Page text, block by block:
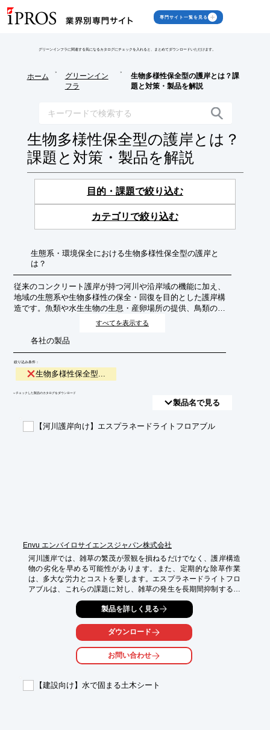
専門サイト一覧を見る
グリーンインフラに関連する気になるカタログにチェックを入れると、まとめてダウンロードいただけます。
ホーム
>
グリーンイン
フラ
>
生物多様性保全型の護岸とは？課
題と対策・製品を解説
生物多様性保全型の護岸とは？
課題と対策・製品を解説
目的・課題で絞り込む
カテゴリで絞り込む
生態系・環境保全における生物多様性保全型の護岸と
は？
従来のコンクリート護岸が持つ河川や沿岸域の機能に加え、
地域の生態系や生物多様性の保全・回復を目的とした護岸構
造です。魚類や水生生物の生息・産卵場所の提供、鳥類の営
巣環境の創出、植物の生育空間の確保などを通じて、自然環
すべてを表示する
各社の製品
絞り込み条件：
生物多様性保全型...
​▼チェックした製品のカタログをダウンロード
製品名で見る
【河川護岸向け】エスプラネードライトフロアブル
Envu エンバイロサイエンスジャパン株式会社
河川護岸では、雑草の繁茂が景観を損ねるだけでなく、護岸構造
物の劣化を早める可能性があります。また、定期的な除草作業
は、多大な労力とコストを要します。エスプラネードライトフロ
アブルは、これらの課題に対し、雑草の発生を長期間抑制するこ
とで、護岸の維持管理を効率化します。
【活用シーン】
・除草作業の回数を減らし、コストを削減
製品を詳しく見る
ダウンロード
お問い合わせ
【建設向け】水で固まる土木シート